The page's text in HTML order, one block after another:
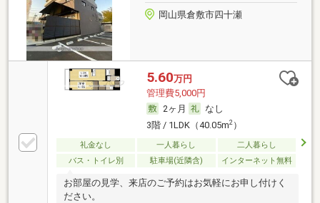
岡山県倉敷市四十瀬
5.60万円
管理費5,000円
2ヶ月
なし
3階 / 1LDK（40.05m2）
礼金なし 一人暮らし
二人暮らし
バス・トイレ別
駐車場(近隣含) インターネット無料
お部屋の見学、来店のご予約はお気軽にお申し付けく
ださい。